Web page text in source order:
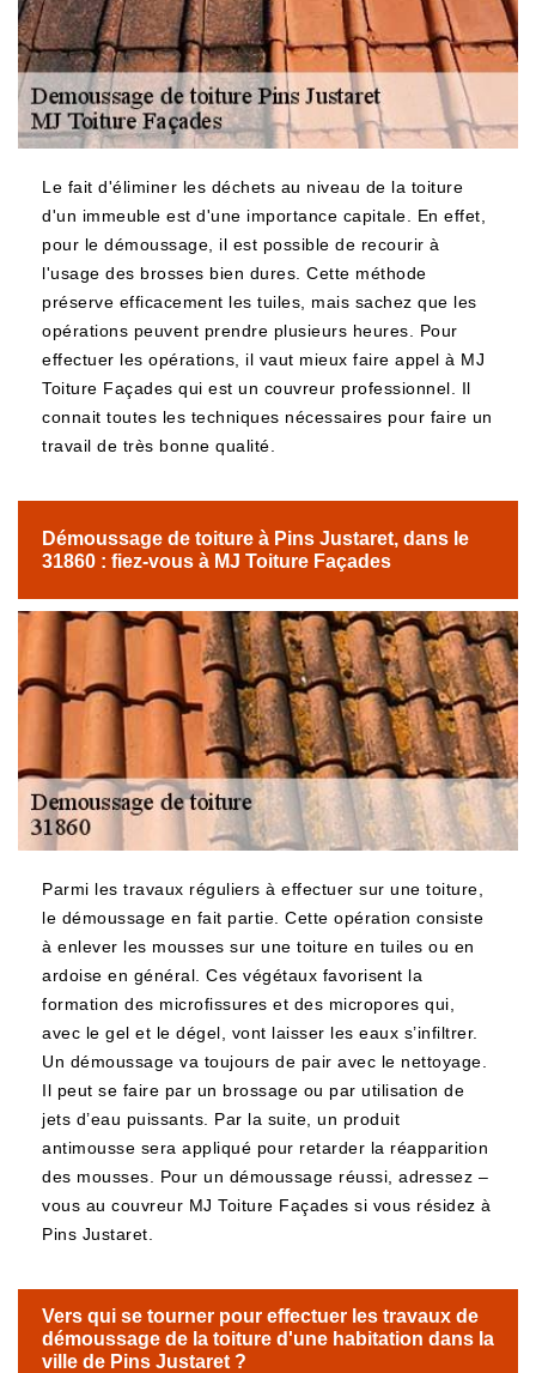
Le fait d'éliminer les déchets au niveau de la toiture
d'un immeuble est d'une importance capitale. En effet,
pour le démoussage, il est possible de recourir à
l'usage des brosses bien dures. Cette méthode
préserve efficacement les tuiles, mais sachez que les
opérations peuvent prendre plusieurs heures. Pour
effectuer les opérations, il vaut mieux faire appel à MJ
Toiture Façades qui est un couvreur professionnel. Il
connait toutes les techniques nécessaires pour faire un
travail de très bonne qualité.
Démoussage de toiture à Pins Justaret, dans le
31860 : fiez-vous à MJ Toiture Façades
Parmi les travaux réguliers à effectuer sur une toiture,
le démoussage en fait partie. Cette opération consiste
à enlever les mousses sur une toiture en tuiles ou en
ardoise en général. Ces végétaux favorisent la
formation des microfissures et des micropores qui,
avec le gel et le dégel, vont laisser les eaux s’infiltrer.
Un démoussage va toujours de pair avec le nettoyage.
Il peut se faire par un brossage ou par utilisation de
jets d’eau puissants. Par la suite, un produit
antimousse sera appliqué pour retarder la réapparition
des mousses. Pour un démoussage réussi, adressez –
vous au couvreur MJ Toiture Façades si vous résidez à
Pins Justaret.
Vers qui se tourner pour effectuer les travaux de
démoussage de la toiture d'une habitation dans la
ville de Pins Justaret ?